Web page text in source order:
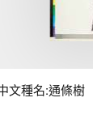
文種名:通條樹